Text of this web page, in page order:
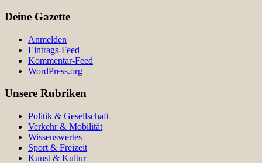
Deine Gazette
Anmelden
Eintrags-Feed
Kommentar-Feed
WordPress.org
Unsere Rubriken
Politik & Gesellschaft
Verkehr & Mobilität
Wissenswertes
Sport & Freizeit
Kunst & Kultur